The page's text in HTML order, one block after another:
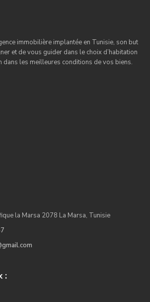
immobilière implantée en Tunisie, son but
et de vous guider dans le choix d’habitation
dans les meilleures conditions de vos biens.
la Marsa 2078 La Marsa, Tunisie
: